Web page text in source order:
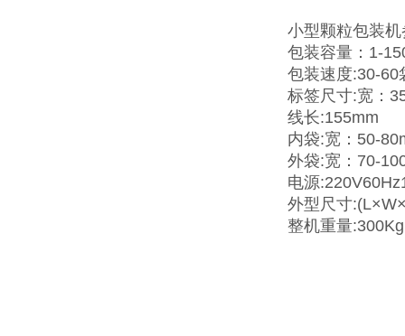
小型颗粒包装机
包装容量：1-
包装速度:30-60
标签尺寸:宽：
线长:155mm
内袋:宽：50-
外袋:宽：70-
电源
外型尺寸
整机重量:300Kg